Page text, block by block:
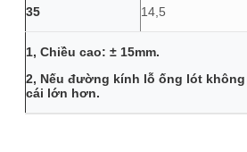
35 14,5
1, Chiều cao: ± 15mm.
2, Nếu đường kính lỗ ống lót
cái lớn hơn.